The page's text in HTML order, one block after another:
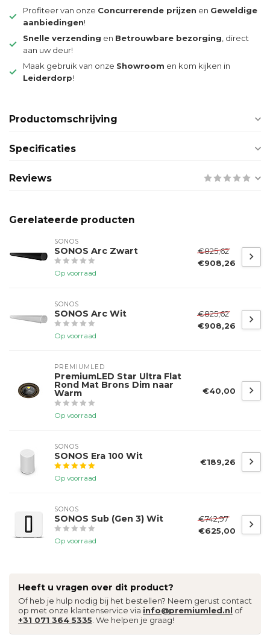
Profiteer van onze Concurrerende prijzen en Geweldige
aanbiedingen!
Snelle verzending en Betrouwbare bezorging , direct
aan uw deur!
Maak gebruik van onze Showroom en kom kijken in
Leiderdorp!
Productomschrijving
Specificaties
Reviews
Gerelateerde producten
SONOS
SONOS Arc Zwart
Op voorraad
€825,62
€908,26
SONOS
SONOS Arc Wit
Op voorraad
€825,62
€908,26
PREMIUMLED
PremiumLED Star Ultra Flat
Rond Mat Brons Dim naar
Warm
Op voorraad
€40,00
SONOS
SONOS Era 100 Wit
Op voorraad
€189,26
SONOS
SONOS Sub (Gen 3) Wit
Op voorraad
€742,97
€625,00
Heeft u vragen over dit product?
Of heb je hulp nodig bij het bestellen? Neem gerust contact
op met onze klantenservice via info@premiumled.nl of
+31 071 364 5335 . We helpen je graag!